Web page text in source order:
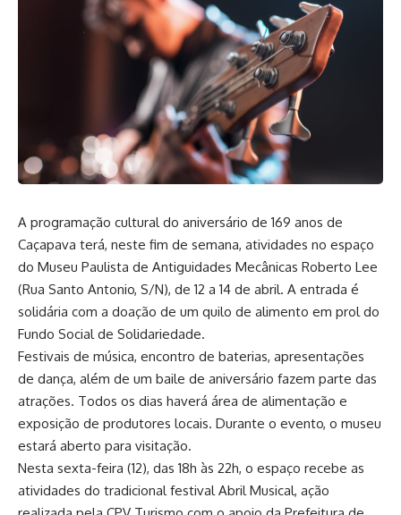
A programação cultural do aniversário de 169 anos de
Caçapava terá, neste fim de semana, atividades no espaço
do Museu Paulista de Antiguidades Mecânicas Roberto Lee
(Rua Santo Antonio, S/N), de 12 a 14 de abril. A entrada é
solidária com a doação de um quilo de alimento em prol do
Fundo Social de Solidariedade.
Festivais de música, encontro de baterias, apresentações
de dança, além de um baile de aniversário fazem parte das
atrações. Todos os dias haverá área de alimentação e
exposição de produtores locais. Durante o evento, o museu
estará aberto para visitação.
Nesta sexta-feira (12), das 18h às 22h, o espaço recebe as
atividades do tradicional festival Abril Musical, ação